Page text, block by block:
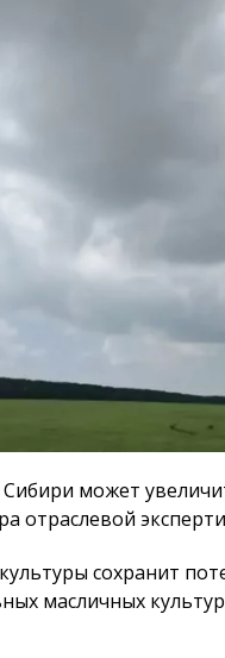
может
отраслевой
сохранит
масличных